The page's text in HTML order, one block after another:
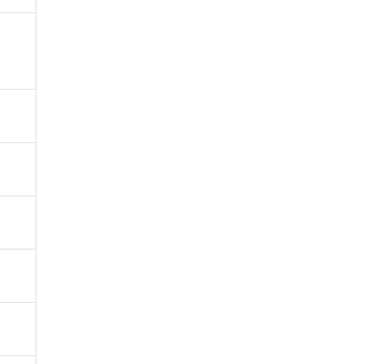
なる場合があることをご了承くださ
様担当のオムロン制御機器販売店・
」をご確認ください。
洩または開示しないようお願いしま
は、I-Webメンバーズにご登録され
いて、当社および当社の共同利用者
な範囲で利用することをご了承くだ
います。
す。
臭化ジフェニルエーテル類) : 1000ppm、
タル酸ブチルベンジル) : 1000ppm、
ます。
に深刻な影響を及ぼさない年数を意
はその他武器並びにこれらの製造装
の内容を当該第三者に通知します。
おそれがある場合は、取り引きをい
たはお客様担当のオムロン制御